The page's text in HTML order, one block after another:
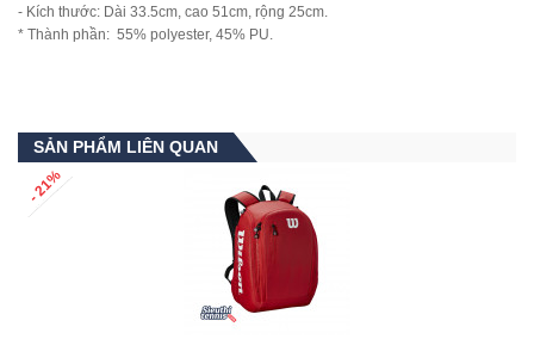
- Kích thước: Dài 33.5cm, cao 51cm, rộng 25cm.
* Thành phần: 55% polyester, 45% PU.
SẢN PHẨM LIÊN QUAN
- 21%